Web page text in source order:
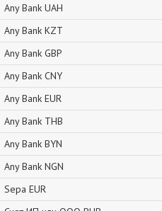
Any Bank UAH
Any Bank KZT
Any Bank GBP
Any Bank CNY
Any Bank EUR
Any Bank THB
Any Bank BYN
Any Bank NGN
Sepa EUR